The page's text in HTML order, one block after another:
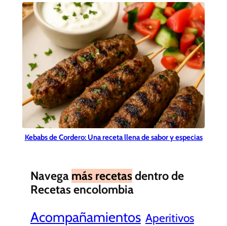
Kebabs de Cordero: Una receta llena de sabor y especias
Navega más recetasdentro de
Recetas encolombia
Acompañamientos Aperitivos